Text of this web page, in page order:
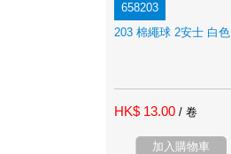
658203
203 棉繩球 2安士 白色
HK$ 13.00 / 卷
加入購物車